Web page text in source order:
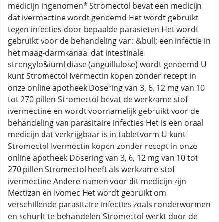
medicijn ingenomen* Stromectol bevat een medicijn
dat ivermectine wordt genoemd Het wordt gebruikt
tegen infecties door bepaalde parasieten Het wordt
gebruikt voor de behandeling van: &bull; een infectie in
het maag-darmkanaal dat intestinale
strongylo&iuml;diase (anguillulose) wordt genoemd U
kunt Stromectol Ivermectin kopen zonder recept in
onze online apotheek Dosering van 3, 6, 12 mg van 10
tot 270 pillen Stromectol bevat de werkzame stof
ivermectine en wordt voornamelijk gebruikt voor de
behandeling van parasitaire infecties Het is een oraal
medicijn dat verkrijgbaar is in tabletvorm U kunt
Stromectol Ivermectin kopen zonder recept in onze
online apotheek Dosering van 3, 6, 12 mg van 10 tot
270 pillen Stromectol heeft als werkzame stof
ivermectine Andere namen voor dit medicijn zijn
Mectizan en Ivomec Het wordt gebruikt om
verschillende parasitaire infecties zoals ronderwormen
en schurft te behandelen Stromectol werkt door de